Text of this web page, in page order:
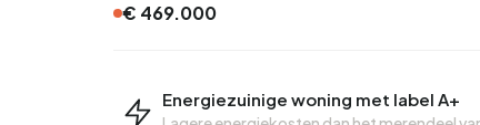
€ 469.000
Energiezuinige woning met label A+